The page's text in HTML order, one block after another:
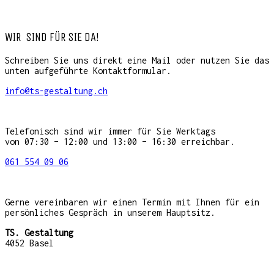
WIR SIND FÜR SIE DA!
Schreiben Sie uns direkt eine Mail oder nutzen Sie das
unten aufgeführte Kontaktformular.
info@ts-gestaltung.ch
Telefonisch sind wir immer für Sie Werktags
von 07:30 – 12:00 und 13:00 – 16:30 erreichbar.
061 554 09 06
Gerne vereinbaren wir einen Termin mit Ihnen für ein
persönliches Gespräch in unserem Hauptsitz.
TS. Gestaltung
4052 Basel